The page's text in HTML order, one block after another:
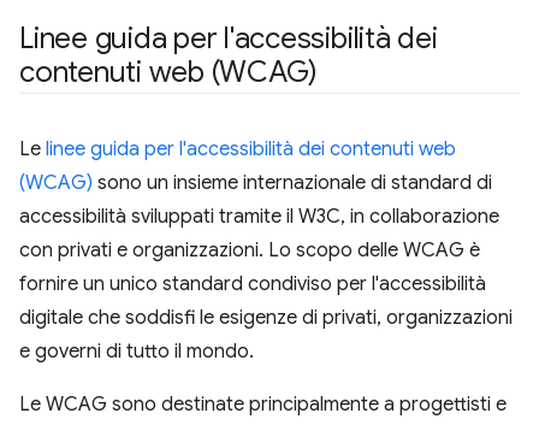
Linee guida per l'accessibilità dei
contenuti web (WCAG)
Le linee guida per l'accessibilità dei contenuti web
(WCAG) sono un insieme internazionale di standard di
accessibilità sviluppati tramite il W3C, in collaborazione
con privati e organizzazioni. Lo scopo delle WCAG è
fornire un unico standard condiviso per l'accessibilità
digitale che soddisfi le esigenze di privati, organizzazioni
e governi di tutto il mondo.
Le WCAG sono destinate principalmente a progettisti e